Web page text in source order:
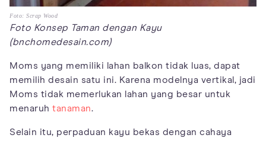
Foto: Scrap Wood
Foto Konsep Taman dengan Kayu
(bnchomedesain.com)
Moms yang memiliki lahan balkon tidak luas, dapat
memilih desain satu ini. Karena modelnya vertikal, jadi
Moms tidak memerlukan lahan yang besar untuk
menaruh tanaman.
Selain itu, perpaduan kayu bekas dengan cahaya